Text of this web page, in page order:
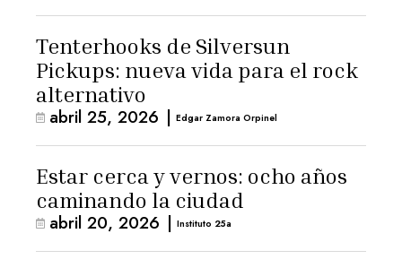
Tenterhooks de Silversun
Pickups: nueva vida para el rock
alternativo
abril 25, 2026 | Edgar Zamora Orpinel
Estar cerca y vernos: ocho años
caminando la ciudad
abril 20, 2026 | Instituto 25a